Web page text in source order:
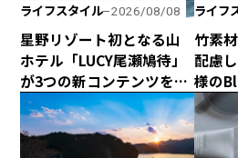
ライフスタイル 2026/08/08
星野リゾート初となる山
ホテル「LUCY尾瀬鳩待」
が3つの新コンテンツを企
画して、2026年シーズン
は4月29日に全館営業開
始！
ライフ
竹素
配慮
様の
ピー
Go」